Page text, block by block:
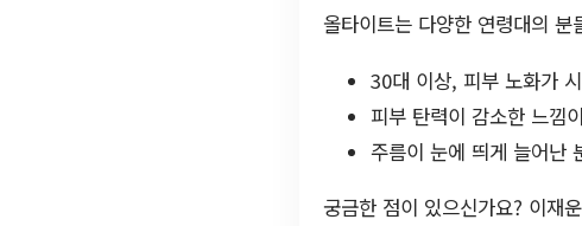
올타이트는 다양한 연령대의
30대 이상, 피부 노화가
피부 탄력이 감소한 느낌
주름이 눈에 띄게 늘어난
궁금한 점이 있으신가요? 이재